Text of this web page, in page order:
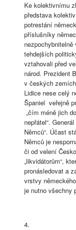
Ke kolektivnímu
představa
potrestání
příslušníky
tehdejších
vztahovali před
národ. Prezident
v českých
Lidice nese celý
Španiel veřejně
„čím méně jich
nepřátel“.
Němců“. Účast
Němců je
či od velení
„likvidátorům“,
pronásledovat a
vrstvy
je nutno všechny
4.